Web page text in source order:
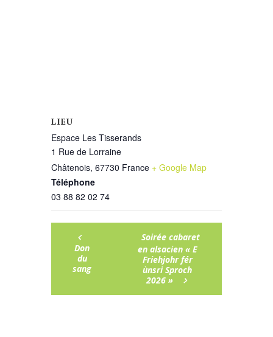
LIEU
Espace Les Tisserands
1 Rue de Lorraine
Châtenois, 67730 France + Google Map
Téléphone
03 88 82 02 74
Don
du
sang
Soirée cabaret
en alsacien « E
Friehjohr fér
ùnsri Sproch
2026 »